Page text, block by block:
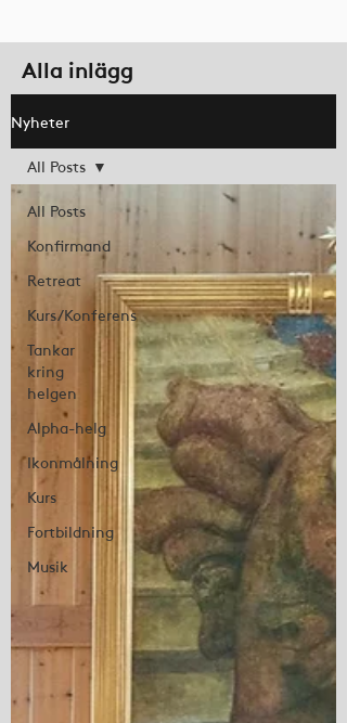
Alla inlägg
Nyheter
All Posts
Konfirmand
Retreat
Kurs/Konferens
Tankar
kring
helgen
Alpha-helg
Ikonmålning
Kurs
Fortbildning
Musik
All Posts